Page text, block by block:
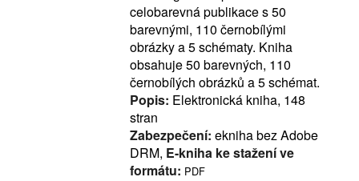
celobarevná publikace s 50
barevnými, 110 černobílými
obrázky a 5 schématy. Kniha
obsahuje 50 barevných, 110
černobílých obrázků a 5 schémat.
Popis: Elektronická kniha, 148
stran
Zabezpečení: ekniha bez Adobe
DRM, E-kniha ke stažení ve
formátu: PDF